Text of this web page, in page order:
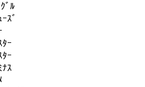
ﾞﾙ
ｽﾞ
ｰ
ｰ
ｽ